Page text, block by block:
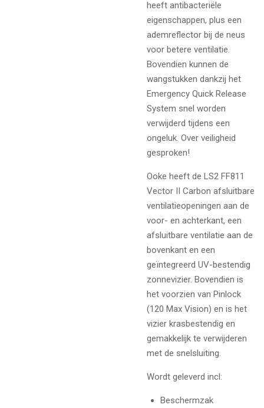
heeft antibacteriële
eigenschappen, plus een
ademreflector bij de neus
voor betere ventilatie.
Bovendien kunnen de
wangstukken dankzij het
Emergency Quick Release
System snel worden
verwijderd tijdens een
ongeluk. Over veiligheid
gesproken!
Ooke heeft de LS2 FF811
Vector II Carbon afsluitbare
ventilatieopeningen aan de
voor- en achterkant, een
afsluitbare ventilatie aan de
bovenkant en een
geïntegreerd UV-bestendig
zonnevizier. Bovendien is
het voorzien van Pinlock
(120 Max Vision) en is het
vizier krasbestendig en
gemakkelijk te verwijderen
met de snelsluiting.
Wordt geleverd incl:
Beschermzak